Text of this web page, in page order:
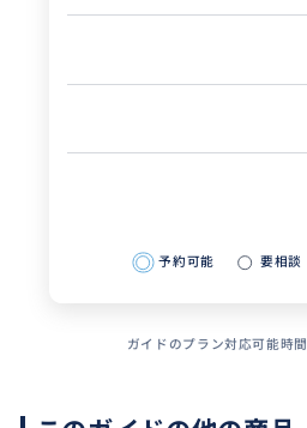
予約可能 要相談
ガイドのプラン対応可能時間